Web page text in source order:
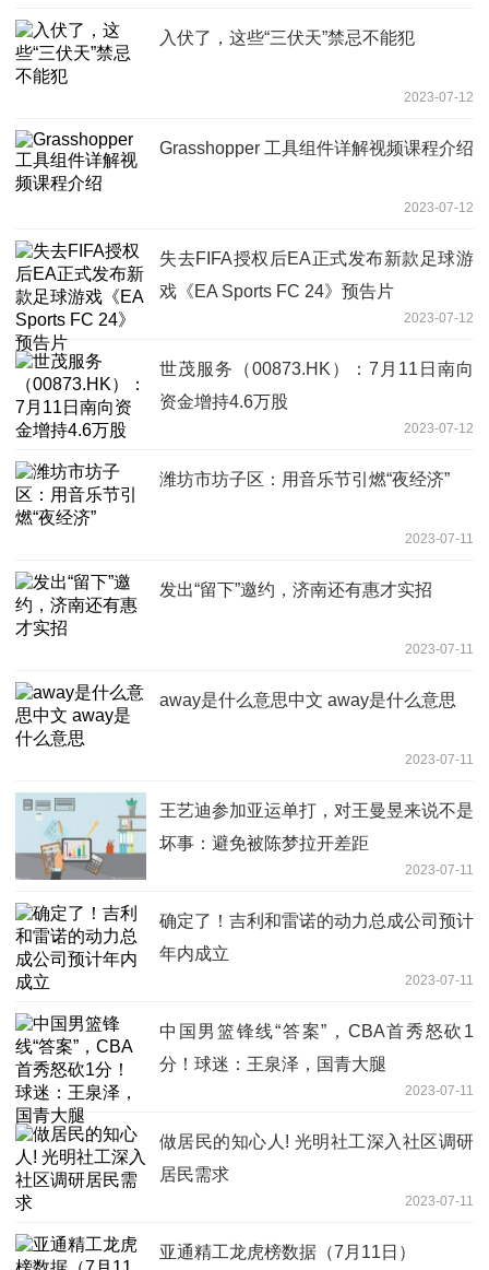
入伏了，这些“三伏天”禁忌不能犯
2023-07-12
Grasshopper 工具组件详解视频课程介绍
2023-07-12
失去FIFA授权后EA正式发布新款足球游
戏《EA Sports FC 24》预告片
2023-07-12
世茂服务（00873.HK）：7月11日南向
资金增持4.6万股
2023-07-12
潍坊市坊子区：用音乐节引燃“夜经济”
2023-07-11
发出“留下”邀约，济南还有惠才实招
2023-07-11
away是什么意思中文 away是什么意思
2023-07-11
王艺迪参加亚运单打，对王曼昱来说不是
坏事：避免被陈梦拉开差距
2023-07-11
确定了！吉利和雷诺的动力总成公司预计
年内成立
2023-07-11
中国男篮锋线“答案”，CBA首秀怒砍1
分！球迷：王泉泽，国青大腿
2023-07-11
做居民的知心人! 光明社工深入社区调研
居民需求
2023-07-11
亚通精工龙虎榜数据（7月11日）